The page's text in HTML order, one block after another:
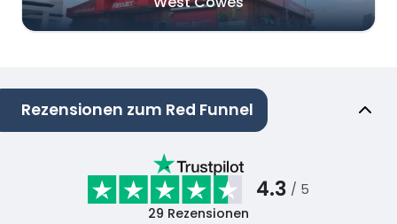
Rezensionen zum Red Funnel
4.3 / 5
29 Rezensionen